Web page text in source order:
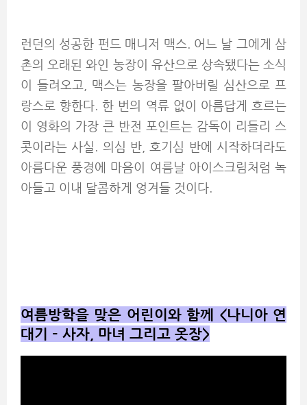
런던의 성공한 펀드 매니저 맥스. 어느 날 그에게 삼
촌의 오래된 와인 농장이 유산으로 상속됐다는 소식
이 들려오고, 맥스는 농장을 팔아버릴 심산으로 프
랑스로 향한다. 한 번의 역류 없이 아름답게 흐르는
이 영화의 가장 큰 반전 포인트는 감독이 리들리 스
콧이라는 사실. 의심 반, 호기심 반에 시작하더라도
아름다운 풍경에 마음이 여름날 아이스크림처럼 녹
아들고 이내 달콤하게 엉겨들 것이다.
여름방학을 맞은 어린이와 함께 <나니아 연
대기 – 사자, 마녀 그리고 옷장>